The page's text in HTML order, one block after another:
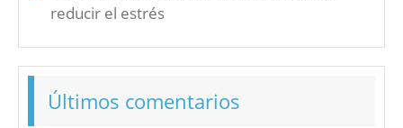
reducir el estrés
Últimos comentarios